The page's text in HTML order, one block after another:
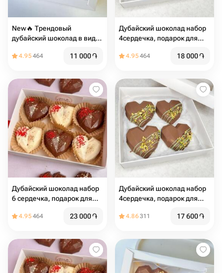
New🔥 Трендовый
дубайский шоколад в виде
4.95464 11 000֏
Дубайский шоколад набор
4сердечка, подарок для
4.95464 18 000֏
Дубайский шоколад набор
6 сердечка, подарок для
4.95464 23 000֏
Дубайский шоколад набор
4сердечка, подарок для
4.86311 17 600֏